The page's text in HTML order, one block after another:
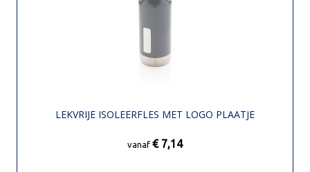
LEKVRIJE ISOLEERFLES MET LOGO PLAATJE
vanaf € 7,14